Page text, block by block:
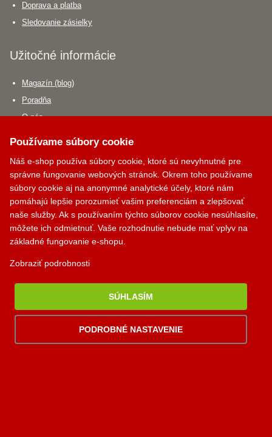
Doprava a platba
Sledovanie zásielky
Užitočné informácie
Magazín (blog)
Poradňa
O nás
Poradňa
Akú krbovú vložku si vybrať?
Aký krbový ventilátor si vybrať?
Aký dymovod si vybrať?
Kontakty
okr. Ružomberok, 034 96
0948 949 949
Používame súbory cookie
Náš e-shop používa súbory cookie, ktoré sú nevyhnutné pre
správne fungovanie webových stránok. Okrem toho používame
súbory cookie aj na anonymné analytické účely, ktoré nám
pomáhajú lepšie porozumieť vašim preferenciám a zlepšovať
naše služby. Ak s používaním týchto súborov cookie nesúhlasíte,
môžete ich odmietnuť. Vaše rozhodnutie nebude mať vplyv na
základné fungovanie e-shopu.
Zobraziť podrobnosti
SÚHLASÍM
PODROBNÉ NASTAVENIE
Krbík